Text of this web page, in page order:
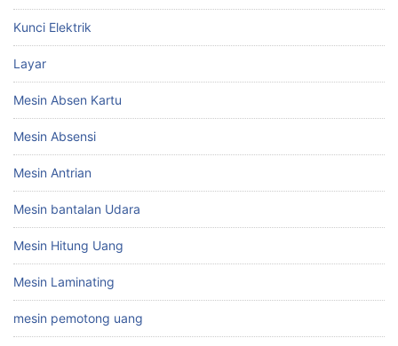
Kunci Elektrik
Layar
Mesin Absen Kartu
Mesin Absensi
Mesin Antrian
Mesin bantalan Udara
Mesin Hitung Uang
Mesin Laminating
mesin pemotong uang